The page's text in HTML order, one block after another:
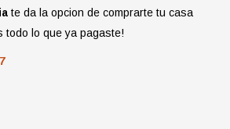
te da la opcion de comprarte tu casa
todo lo que ya pagaste!